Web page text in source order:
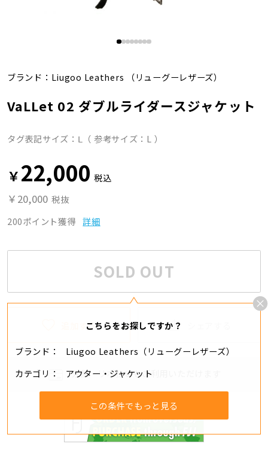
ブランド： Liugoo Leathers （リューグーレザーズ）
VaLLet 02 ダブルライダースジャケット
タグ表記サイズ：Ⅼ（ 参考サイズ：L ）
￥22,000 税込
￥20,000 税抜
200ポイント獲得 詳細
SOLD OUT
こちらをお探しですか？
ブランド
Liugoo Leathers（リューグーレザーズ）
カテゴリ
アウター・ジャケット
この条件でもっと見る
追加する
分割・リボ払いもご利用いただけます